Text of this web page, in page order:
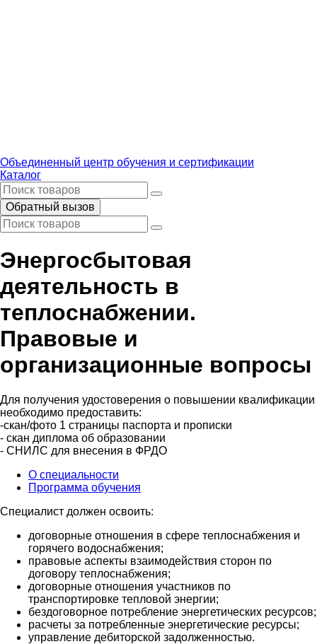
Объединенный центр обучения и сертификации
Каталог
Обратный вызов
Энергосбытовая
деятельность в
теплоснабжении.
Правовые и
организационные вопросы
Для получения удостоверения о повышении квалификации
необходимо предоставить:
-скан/фото 1 страницы паспорта и прописки
- скан диплома об образовании
- СНИЛС для внесения в ФРДО
О специальности
Программа обучения
Специалист должен освоить:
договорные отношения в сфере теплоснабжения и
горячего водоснабжения;
правовые аспекты взаимодействия сторон по
договору теплоснабжения;
договорные отношения участников по
транспортировке тепловой энергии;
бездоговорное потребление энергетических ресурсов;
расчеты за потребленные энергетические ресурсы;
управление дебиторской задолженностью.